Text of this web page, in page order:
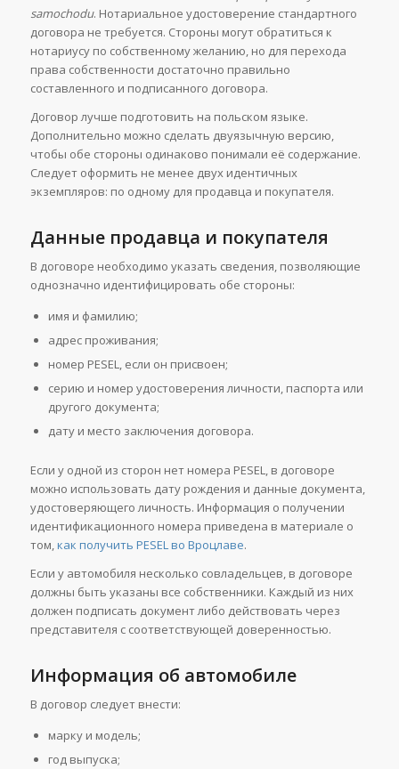
samochodu. Нотариальное удостоверение стандартного
договора не требуется. Стороны могут обратиться к
нотариусу по собственному желанию, но для перехода
права собственности достаточно правильно
составленного и подписанного договора.
Договор лучше подготовить на польском языке.
Дополнительно можно сделать двуязычную версию,
чтобы обе стороны одинаково понимали её содержание.
Следует оформить не менее двух идентичных
экземпляров: по одному для продавца и покупателя.
Данные продавца и покупателя
В договоре необходимо указать сведения, позволяющие
однозначно идентифицировать обе стороны:
имя и фамилию;
адрес проживания;
номер PESEL, если он присвоен;
серию и номер удостоверения личности, паспорта или
другого документа;
дату и место заключения договора.
Если у одной из сторон нет номера PESEL, в договоре
можно использовать дату рождения и данные документа,
удостоверяющего личность. Информация о получении
идентификационного номера приведена в материале о
том,как получить PESEL во Вроцлаве.
Если у автомобиля несколько совладельцев, в договоре
должны быть указаны все собственники. Каждый из них
должен подписать документ либо действовать через
представителя с соответствующей доверенностью.
Информация об автомобиле
В договор следует внести:
марку и модель;
год выпуска;